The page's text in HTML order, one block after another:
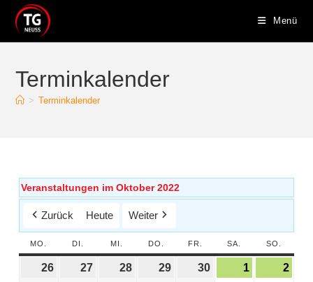
Menü
Terminkalender
> Terminkalender
Veranstaltungen im Oktober 2022
Zurück Heute Weiter
MO. DI. MI. DO. FR. SA. SO.
26 27 28 29 30 1 2